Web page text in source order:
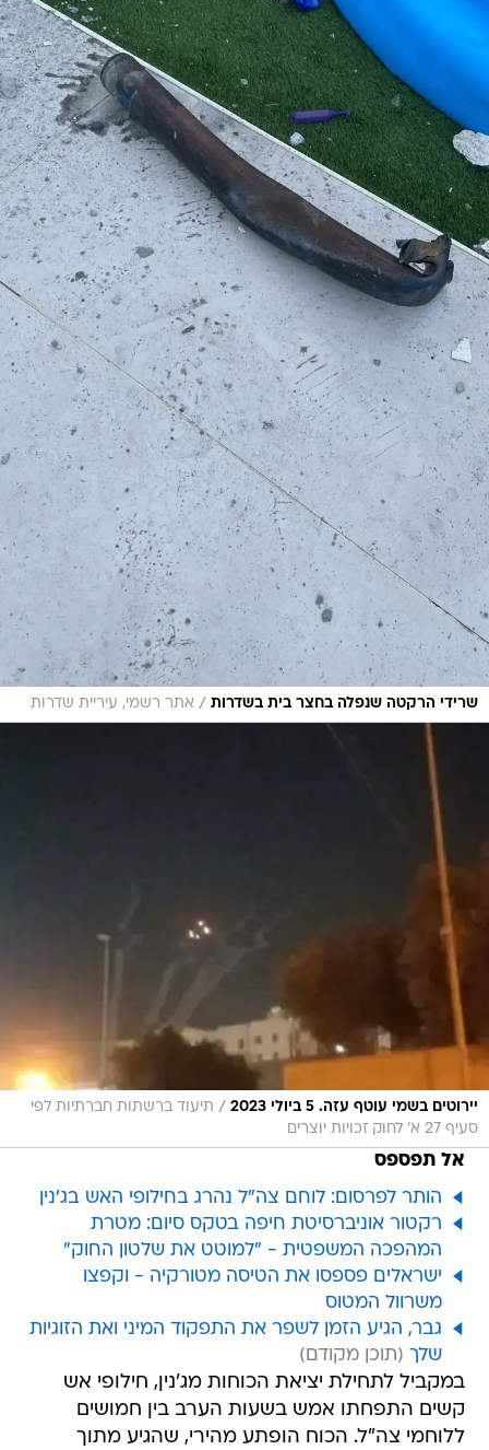
שרידי הרקטה שנפלה בחצר בית בשדרות / אתר רשמי, עיריית שדרות
יירוטים בשמי עוטף עזה. 5 ביולי 2023 / תיעוד ברשתות חברתיות לפי
סעיף 27 א' לחוק זכויות יוצרים
אל תפספס
הותר לפרסום: לוחם צה"ל נהרג בחילופי האש בג'נין
רקטור אוניברסיטת חיפה בטקס סיום: מטרת
המהפכה המשפטית - "למוטט את שלטון החוק"
ישראלים פספסו את הטיסה מטורקיה - וקפצו
משרוול המטוס
גבר, הגיע הזמן לשפר את התפקוד המיני ואת הזוגיות
שלך
במקביל לתחילת יציאת הכוחות מג'נין, חילופי אש
קשים התפחתו אמש בשעות הערב בין חמושים
ללוחמי צה"ל. הכוח הופתע מהירי, שהגיע מתוך